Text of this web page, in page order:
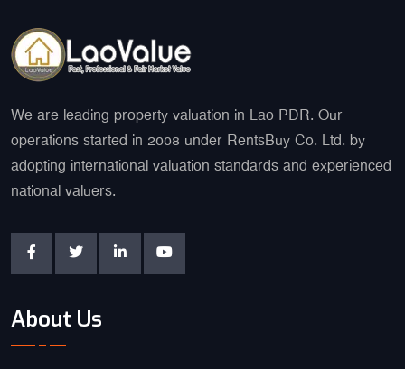
We are leading property valuation in Lao PDR. Our
operations started in 2008 under RentsBuy Co. Ltd. by
adopting international valuation standards and experienced
national valuers.
About Us